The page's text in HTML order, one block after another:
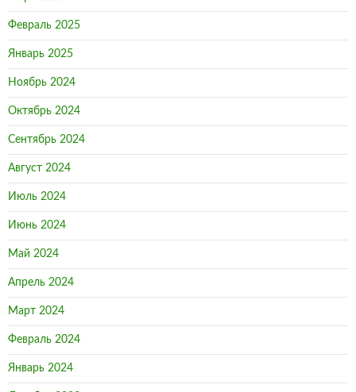
Февраль 2025
Январь 2025
Ноябрь 2024
Октябрь 2024
Сентябрь 2024
Август 2024
Июль 2024
Июнь 2024
Май 2024
Апрель 2024
Март 2024
Февраль 2024
Январь 2024